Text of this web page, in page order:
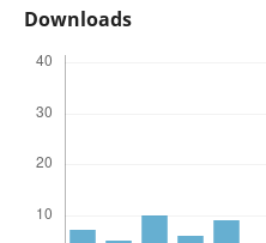
Downloads